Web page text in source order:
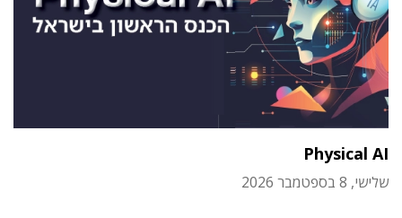
Physical AI
שלישי, 8 בספטמבר 2026